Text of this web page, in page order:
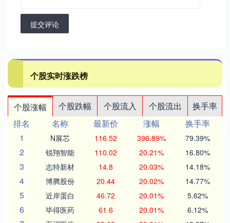
提交评论
个股实时涨跌榜
个股涨幅 个股跌幅 个股流入 个股流出
换手率
排名
名称 最新价 涨幅
换手率
1
N展芯 116.52 396.89% 79.39%
2 锐翔智能 110.02 20.21% 16.80%
3 志特新材 14.8 20.03% 14.18%
4 博腾股份 20.44 20.02% 14.77%
5 近岸蛋白 46.72 20.01% 5.62%
6 毕得医药 61.6 20.01% 6.12%